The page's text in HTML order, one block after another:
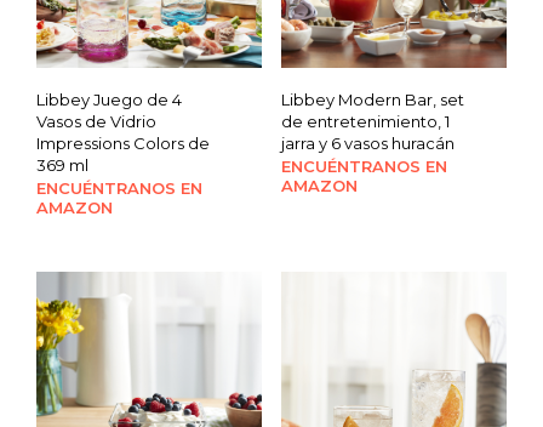
Libbey Juego de 4
Vasos de Vidrio
Impressions Colors de
369 ml
ENCUÉNTRANOS EN
AMAZON
Libbey Modern Bar, set
de entretenimiento, 1
jarra y 6 vasos huracán
ENCUÉNTRANOS EN
AMAZON